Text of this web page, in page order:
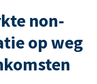
non-
op weg